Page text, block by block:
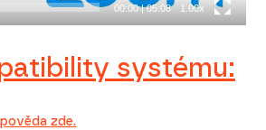
00:00|05:08 1.00x
systému:
zde.